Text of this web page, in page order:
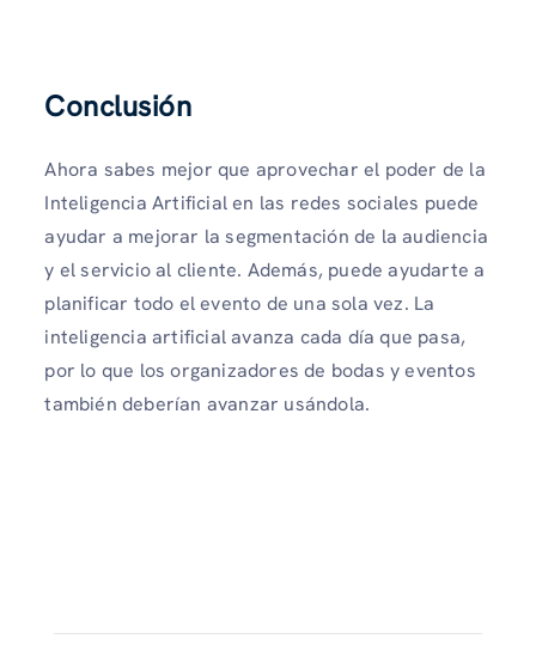
Conclusión
Ahora sabes mejor que aprovechar el poder de la
Inteligencia Artificial en las redes sociales puede
ayudar a mejorar la segmentación de la audiencia
y el servicio al cliente. Además, puede ayudarte a
planificar todo el evento de una sola vez. La
inteligencia artificial avanza cada día que pasa,
por lo que los organizadores de bodas y eventos
también deberían avanzar usándola.